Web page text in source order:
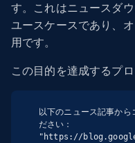
す。これはニュースダ
ユースケースであり、
用です。
この目的を達成するプ
以下のニュース記事から
ださい：
"https://